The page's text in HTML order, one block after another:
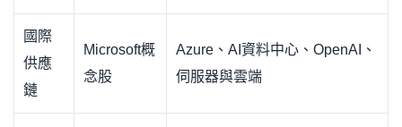
國際
供應
鏈
Microsoft概
念股
Azure、AI資料中心、OpenAI、
伺服器與雲端